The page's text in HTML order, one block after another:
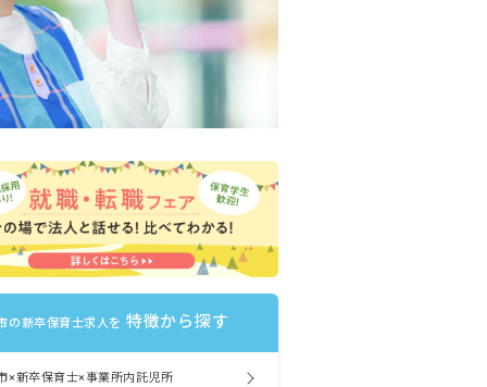
の新卒保育士求人を 特徴から探す
×新卒保育士×事業所内託児所